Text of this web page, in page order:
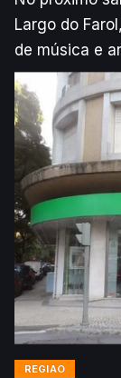
Largo do
de música e
vestido de
REGIÃO